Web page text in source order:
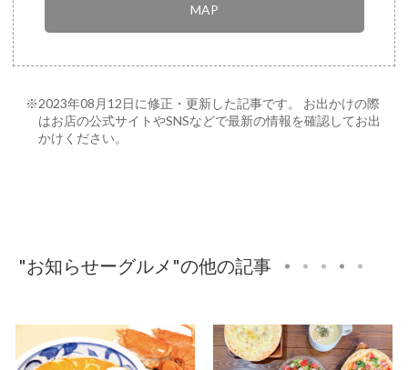
MAP
※2023年08月12日に修正・更新した記事です。 お出かけの際
はお店の公式サイトやSNSなどで最新の情報を確認してお出
かけください。
"お知らせーグルメ"の他の記事